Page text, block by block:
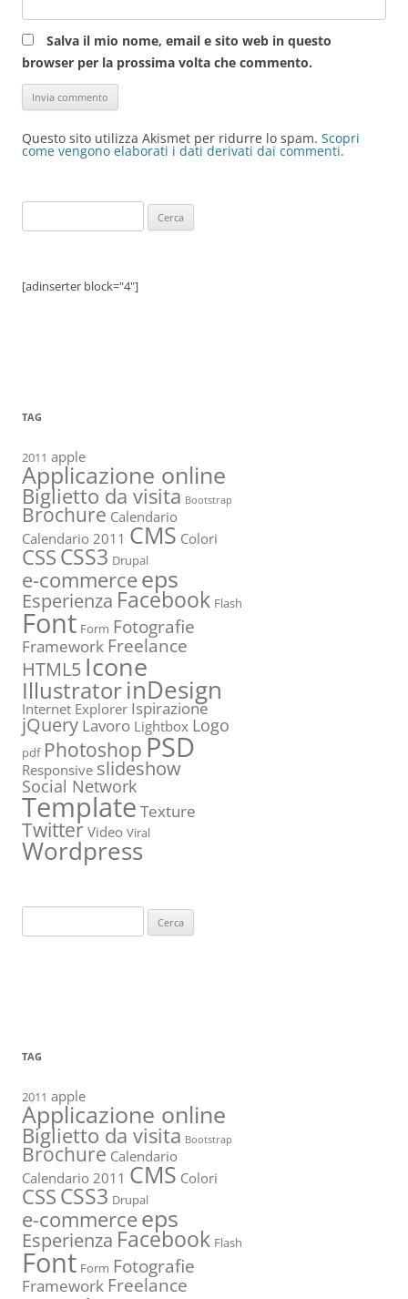
Salva il mio nome, email e sito web in questo
browser per la prossima volta che commento.
Questo sito utilizza Akismet per ridurre lo spam. Scopri
come vengono elaborati i dati derivati dai commenti.
per:
[adinserter block="4"]
TAG
2011 apple
Applicazione online
Biglietto da visita Bootstrap
Brochure Calendario
Calendario 2011 CMS Colori
CSSCSS3 Drupal
e-commerceeps
Esperienza Facebook Flash
Font Form Fotografie
Framework Freelance
HTML5 Icone
IllustratorinDesign
Internet Explorer Ispirazione
jQuery Lavoro Lightbox Logo
pdf PhotoshopPSD
Responsive slideshow
Social Network
Template Texture
TwitterVideo Viral
Wordpress
per:
TAG
2011 apple
Applicazione online
Biglietto da visita Bootstrap
Brochure Calendario
Calendario 2011 CMS Colori
CSSCSS3 Drupal
e-commerceeps
Esperienza Facebook Flash
Font Form Fotografie
Framework Freelance